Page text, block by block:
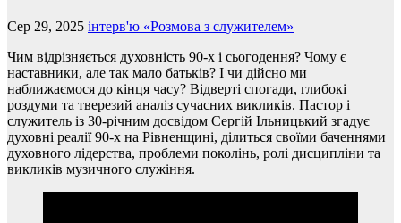
Сер 29, 2025 інтерв'ю «Розмова з служителем»
Чим відрізняється духовність 90-х і сьогодення? Чому є
наставники, але так мало батьків? І чи дійсно ми
наближаємося до кінця часу? Відверті спогади, глибокі
роздуми та тверезий аналіз сучасних викликів. Пастор і
служитель із 30-річним досвідом Сергій Ільницький згадує
духовні реалії 90-х на Рівненщині, ділиться своїми баченнями
духовного лідерства, проблеми поколінь, ролі дисципліни та
викликів музичного служіння.